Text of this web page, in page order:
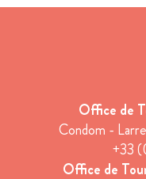
Office de
Condom -
+33
Office de